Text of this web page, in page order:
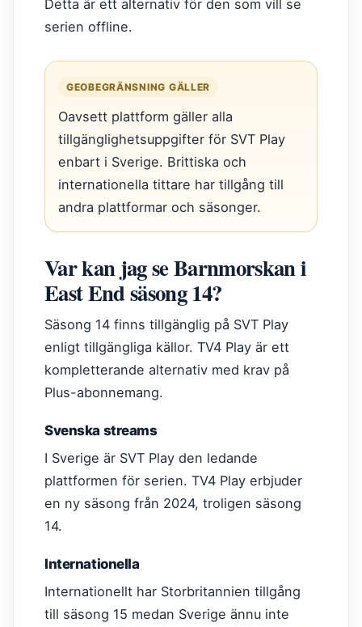
Detta är ett alternativ för den som vill se
serien offline.
GEOBEGRÄNSNING GÄLLER
Oavsett plattform gäller alla
tillgänglighetsuppgifter för SVT Play
enbart i Sverige. Brittiska och
internationella tittare har tillgång till
andra plattformar och säsonger.
Var kan jag se Barnmorskan i
East End säsong 14?
Säsong 14 finns tillgänglig på SVT Play
enligt tillgängliga källor. TV4 Play är ett
kompletterande alternativ med krav på
Plus-abonnemang.
Svenska streams
I Sverige är SVT Play den ledande
plattformen för serien. TV4 Play erbjuder
en ny säsong från 2024, troligen säsong
14.
Internationella
Internationellt har Storbritannien tillgång
till säsong 15 medan Sverige ännu inte